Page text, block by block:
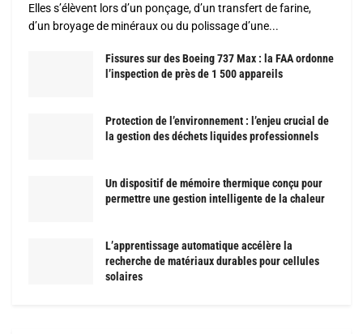
Elles s’élèvent lors d’un ponçage, d’un transfert de farine,
d’un broyage de minéraux ou du polissage d’une...
Fissures sur des Boeing 737 Max : la FAA ordonne
l’inspection de près de 1 500 appareils
Protection de l’environnement : l’enjeu crucial de
la gestion des déchets liquides professionnels
Un dispositif de mémoire thermique conçu pour
permettre une gestion intelligente de la chaleur
L’apprentissage automatique accélère la
recherche de matériaux durables pour cellules
solaires